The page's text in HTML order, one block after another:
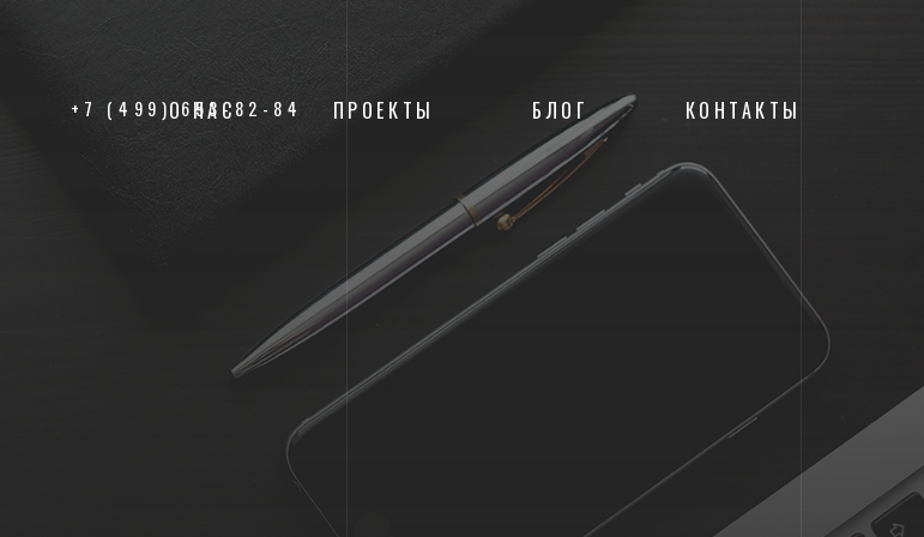
+7 (499) 653-82-84
О НАС ПРОЕКТЫ БЛОГ КОНТАКТЫ